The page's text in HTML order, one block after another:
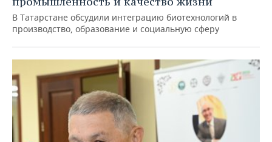
В Татарстане обсудили интеграцию биотехнологий в
производство, образование и социальную сферу